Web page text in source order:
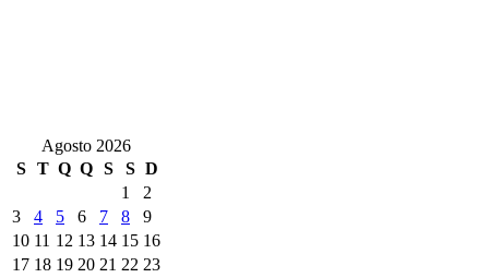
Agosto 2026
S
T Q Q S S D
1
2
3
4 5 6 7 8
9
10 11 12 13 14 15 16
17 18 19 20 21 22 23